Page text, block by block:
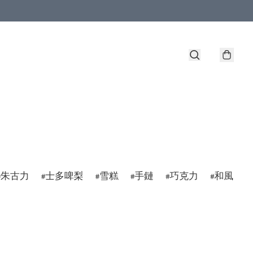
朱古力 士多啤梨 雪糕 手鏈 巧克力 和風